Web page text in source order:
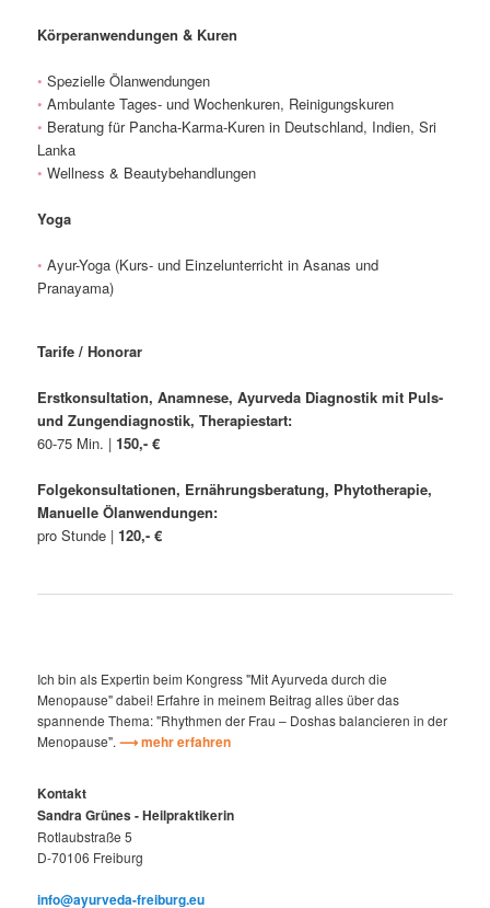
Körperanwendungen & Kuren
• Spezielle Ölanwendungen
• Ambulante Tages- und Wochenkuren, Reinigungskuren
• Beratung für Pancha-Karma-Kuren in Deutschland, Indien, Sri
Lanka
• Wellness & Beautybehandlungen
Yoga
• Ayur-Yoga (Kurs- und Einzelunterricht in Asanas und
Pranayama)
Tarife / Honorar
Erstkonsultation, Anamnese, Ayurveda Diagnostik mit Puls-
und Zungendiagnostik, Therapiestart:
60-75 Min. |150,- €
Folgekonsultationen, Ernährungsberatung, Phytotherapie,
Manuelle Ölanwendungen:
pro Stunde |120,- €
Ich bin als Expertin beim Kongress "Mit Ayurveda durch die
Menopause" dabei! Erfahre in meinem Beitrag alles über das
spannende Thema: "Rhythmen der Frau – Doshas balancieren in der
Menopause".⟶ mehr erfahren
Kontakt
Sandra Grünes - Heilpraktikerin
Rotlaubstraße 5
D-70106 Freiburg
info@ayurveda-freiburg.eu